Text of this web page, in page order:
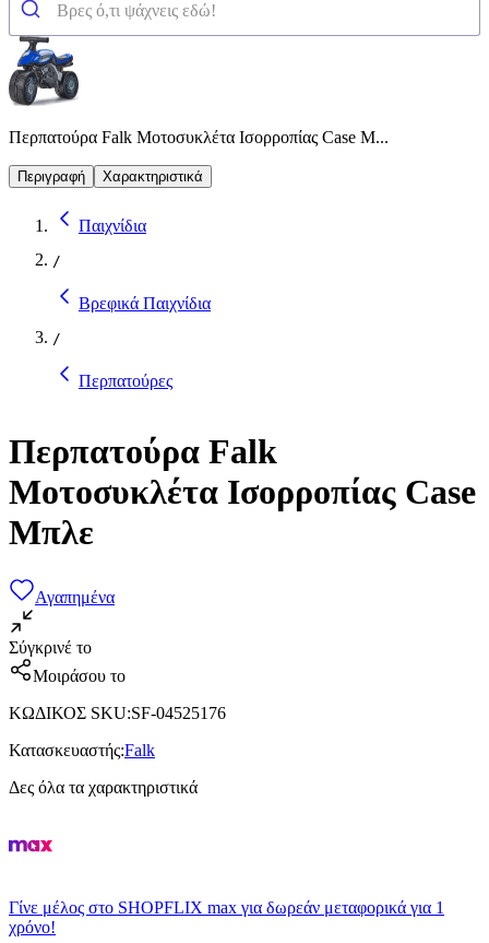
Περπατούρα Falk Μοτοσυκλέτα Ισορροπίας Case Μ...
Περιγραφή Χαρακτηριστικά
Παιχνίδια
/
Βρεφικά Παιχνίδια
/
Περπατούρες
Περπατούρα Falk
Μοτοσυκλέτα Ισορροπίας Case
Μπλε
Αγαπημένα
Σύγκρινέ το
Μοιράσου το
ΚΩΔΙΚΟΣ SKU:SF-04525176
Κατασκευαστής:Falk
Δες όλα τα χαρακτηριστικά
Γίνε μέλος στο SHOPFLIX max για δωρεάν μεταφορικά για 1
χρόνο!